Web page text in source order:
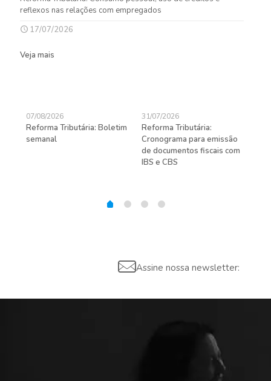
reflexos nas relações com empregados
17/07/2026
Veja mais
07/08/2026
Reforma Tributária: Boletim
semanal
31/07/2026
Reforma Tributária:
Cronograma para emissão
de documentos fiscais com
IBS e CBS
Assine nossa newsletter: